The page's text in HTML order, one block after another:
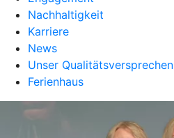
Nachhaltigkeit
Karriere
News
Unser Qualitätsversprechen
Ferienhaus